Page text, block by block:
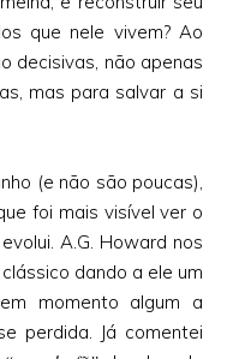
que nele vivem? Ao
decisivas, não apenas
mas para salvar a si
(e não são poucas),
foi mais visível ver o
A.G. Howard nos
dando a ele um
momento algum a
perdida. Já comentei